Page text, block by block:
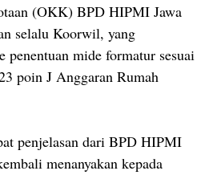
(OKK) BPD HIPMI Jawa
selalu Koorwil, yang
penentuan mide formatur sesuai
poin J Anggaran Rumah
penjelasan dari BPD HIPMI
menanyakan kepada